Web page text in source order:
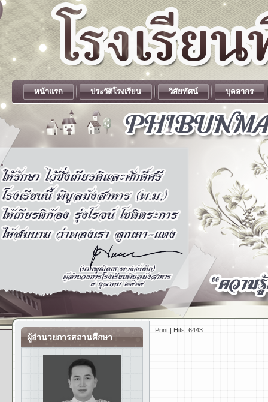
.
.
หน้าแรก ประวัติโรงเรียน วิสัยทัศน์ บุคลากร
ผู้อำนวยการสถานศึกษา
Print | Hits: 6443